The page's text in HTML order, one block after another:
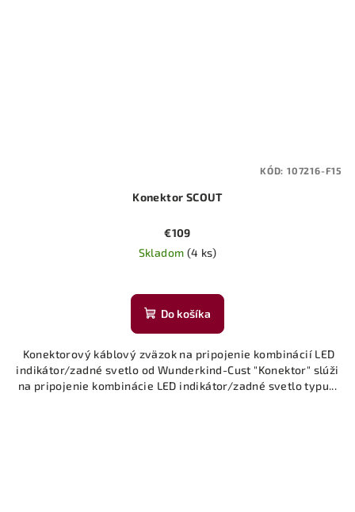
Konektor SCOUT
€109
Skladom (4 ks)
Do košíka
​ Konektorový káblový zväzok na pripojenie kombinácií LED
indikátor/zadné svetlo od Wunderkind-Cust "Konektor" slúži
na pripojenie kombinácie LED indikátor/zadné svetlo typu...
KÓD: 107216-F15